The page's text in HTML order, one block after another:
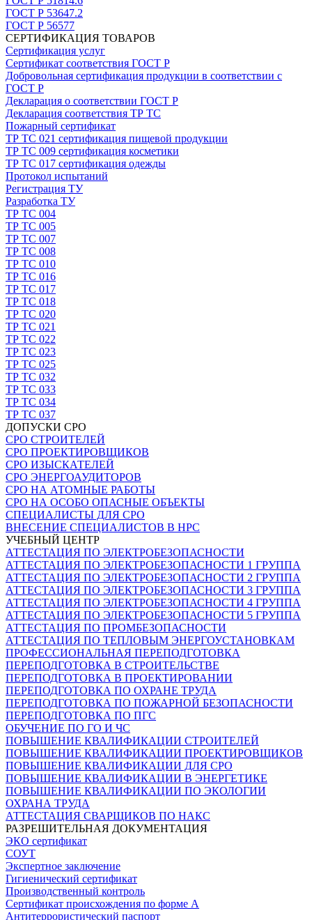
ГОСТ Р 53647.2
ГОСТ Р 56577
СЕРТИФИКАЦИЯ ТОВАРОВ
Сертификация услуг
Сертификат соответствия ГОСТ Р
Добровольная сертификация продукции в соответствии с
ГОСТ Р
Декларация о соответствии ГОСТ Р
Декларация соответствия ТР ТС
Пожарный сертификат
ТР ТС 021 сертификация пищевой продукции
ТР ТС 009 сертификация косметики
ТР ТС 017 сертификация одежды
Протокол испытаний
Регистрация ТУ
Разработка ТУ
ТР ТС 004
ТР ТС 005
ТР ТС 007
ТР ТС 008
ТР ТС 010
ТР ТС 016
ТР ТС 017
ТР ТС 018
ТР ТС 020
ТР ТС 021
ТР ТС 022
ТР ТС 023
ТР ТС 025
ТР ТС 032
ТР ТС 033
ТР ТС 034
ТР ТС 037
ДОПУСКИ СРО
СРО СТРОИТЕЛЕЙ
СРО ПРОЕКТИРОВЩИКОВ
СРО ИЗЫСКАТЕЛЕЙ
СРО ЭНЕРГОАУДИТОРОВ
СРО НА АТОМНЫЕ РАБОТЫ
СРО НА ОСОБО ОПАСНЫЕ ОБЪЕКТЫ
СПЕЦИАЛИСТЫ ДЛЯ СРО
ВНЕСЕНИЕ СПЕЦИАЛИСТОВ В НРС
УЧЕБНЫЙ ЦЕНТР
АТТЕСТАЦИЯ ПО ЭЛЕКТРОБЕЗОПАСНОСТИ
АТТЕСТАЦИЯ ПО ЭЛЕКТРОБЕЗОПАСНОСТИ 1 ГРУППА
АТТЕСТАЦИЯ ПО ЭЛЕКТРОБЕЗОПАСНОСТИ 2 ГРУППА
АТТЕСТАЦИЯ ПО ЭЛЕКТРОБЕЗОПАСНОСТИ 3 ГРУППА
АТТЕСТАЦИЯ ПО ЭЛЕКТРОБЕЗОПАСНОСТИ 4 ГРУППА
АТТЕСТАЦИЯ ПО ЭЛЕКТРОБЕЗОПАСНОСТИ 5 ГРУППА
АТТЕСТАЦИЯ ПО ПРОМБЕЗОПАСНОСТИ
АТТЕСТАЦИЯ ПО ТЕПЛОВЫМ ЭНЕРГОУСТАНОВКАМ
ПРОФЕССИОНАЛЬНАЯ ПЕРЕПОДГОТОВКА
ПЕРЕПОДГОТОВКА В СТРОИТЕЛЬСТВЕ
ПЕРЕПОДГОТОВКА В ПРОЕКТИРОВАНИИ
ПЕРЕПОДГОТОВКА ПО ОХРАНЕ ТРУДА
ПЕРЕПОДГОТОВКА ПО ПОЖАРНОЙ БЕЗОПАСНОСТИ
ПЕРЕПОДГОТОВКА ПО ПГС
ОБУЧЕНИЕ ПО ГО И ЧС
ПОВЫШЕНИЕ КВАЛИФИКАЦИИ СТРОИТЕЛЕЙ
ПОВЫШЕНИЕ КВАЛИФИКАЦИИ ПРОЕКТИРОВЩИКОВ
ПОВЫШЕНИЕ КВАЛИФИКАЦИИ ДЛЯ СРО
ПОВЫШЕНИЕ КВАЛИФИКАЦИИ В ЭНЕРГЕТИКЕ
ПОВЫШЕНИЕ КВАЛИФИКАЦИИ ПО ЭКОЛОГИИ
ОХРАНА ТРУДА
АТТЕСТАЦИЯ СВАРЩИКОВ ПО НАКС
РАЗРЕШИТЕЛЬНАЯ ДОКУМЕНТАЦИЯ
ЭКО сертификат
СОУТ
Экспертное заключение
Гигиенический сертификат
Производственный контроль
Сертификат происхождения по форме А
Антитеррористический паспорт